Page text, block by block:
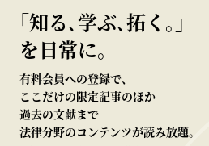
｢知る､学ぶ､拓く｡｣
を日常に。
有料会員への登録で、
ここだけの限定記事のほか
過去の文献まで
法律分野のコンテンツが読み放題。